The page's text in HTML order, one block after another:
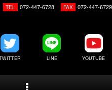
TEL 072-447-6728 FAX 072-447-6729
LINE YOUTUBE